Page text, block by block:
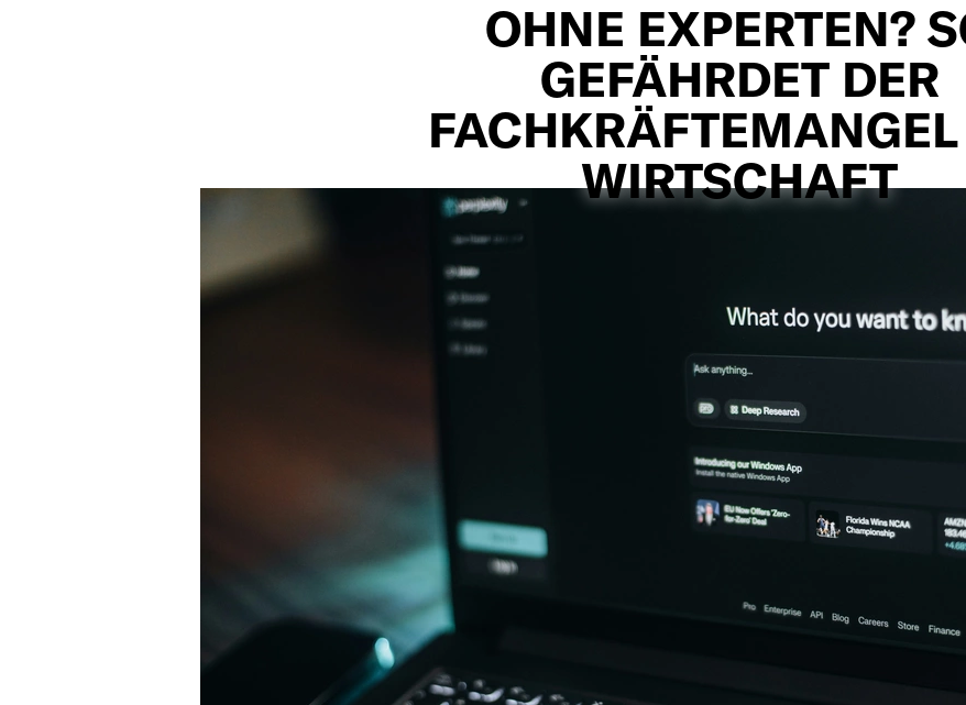
OHNE EXPERTEN?
GEFÄHRDET DER
WIRTSCHAFT